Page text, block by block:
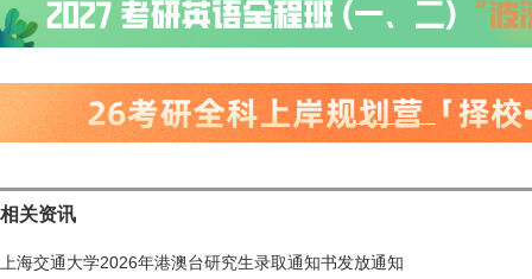
相关资讯
上海交通大学2026年港澳台研究生录取通知书发放通知